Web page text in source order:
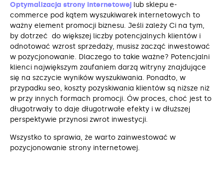
Optymalizacja strony internetowej lub sklepu e-
commerce pod kątem wyszukiwarek internetowych to
ważny element promocji biznesu. Jeśli zależy Ci na tym,
by dotrzeć do większej liczby potencjalnych klientów i
odnotować wzrost sprzedaży, musisz zacząć inwestować
w pozycjonowanie. Dlaczego to takie ważne? Potencjalni
klienci największym zaufaniem darzą witryny znajdujące
się na szczycie wyników wyszukiwania. Ponadto, w
przypadku seo, koszty pozyskiwania klientów są niższe niż
w przy innych formach promocji. Ów proces, choć jest to
długotrwały to daje długotrwałe efekty i w dłuższej
perspektywie przynosi zwrot inwestycji.
Wszystko to sprawia, że warto zainwestować w
pozycjonowanie strony internetowej.